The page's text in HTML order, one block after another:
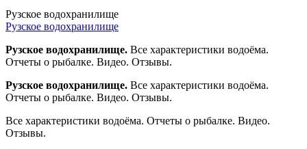
Рузское водохранилище
Рузское водохранилище
Рузское водохранилище. Все характеристики водоёма.
Отчеты о рыбалке. Видео. Отзывы.
Рузское водохранилище. Все характеристики водоёма.
Отчеты о рыбалке. Видео. Отзывы.
Все характеристики водоёма. Отчеты о рыбалке. Видео.
Отзывы.